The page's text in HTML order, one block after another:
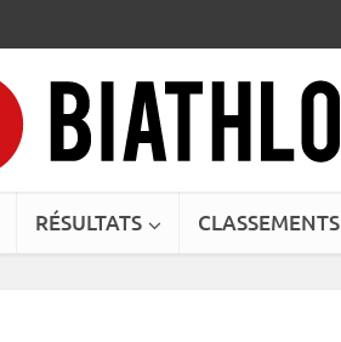
RÉSULTATS CLASSEMENTS